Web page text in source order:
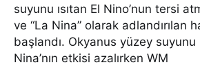
suyunu ısıtan El Nino’nun tersi
ve “La Nina” olarak adlandırılan
başlandı. Okyanus yüzey
Nina’nın etkisi azalırken WM